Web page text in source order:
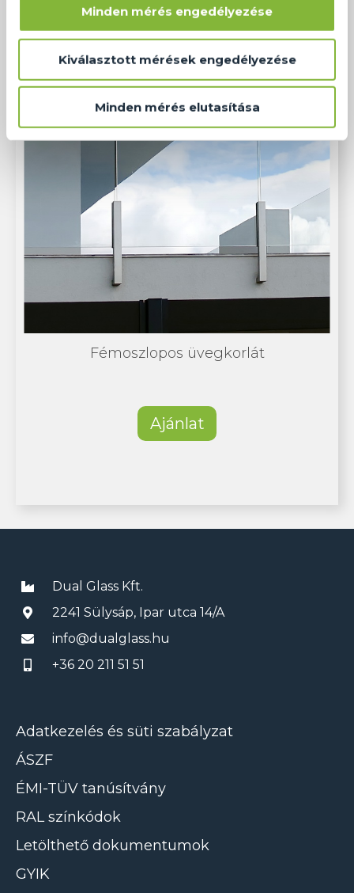
Minden mérés engedélyezése
Kiválasztott mérések engedélyezése
Minden mérés elutasítása
Fémoszlopos üvegkorlát
Ajánlat
Dual Glass Kft.
2241 Sülysáp, Ipar utca 14/A
info@dualglass.hu
+36 20 211 51 51
Adatkezelés és süti szabályzat
ÁSZF
ÉMI-TÜV tanúsítvány
RAL színkódok
Letölthető dokumentumok
GYIK